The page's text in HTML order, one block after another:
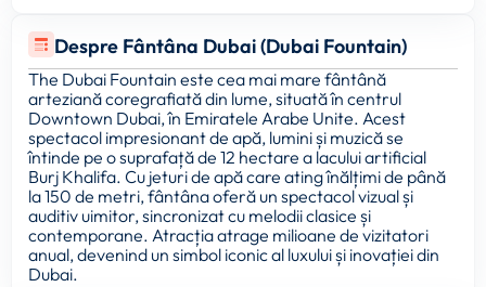
Despre Fântâna Dubai (Dubai Fountain)
The Dubai Fountain este cea mai mare fântână
arteziană coregrafiată din lume, situată în centrul
Downtown Dubai, în Emiratele Arabe Unite. Acest
spectacol impresionant de apă, lumini și muzică se
întinde pe o suprafață de 12 hectare a lacului artificial
Burj Khalifa. Cu jeturi de apă care ating înălțimi de până
la 150 de metri, fântâna oferă un spectacol vizual și
auditiv uimitor, sincronizat cu melodii clasice și
contemporane. Atracția atrage milioane de vizitatori
anual, devenind un simbol iconic al luxului și inovației din
Dubai.